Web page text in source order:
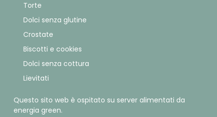
Torte
Dolci senza glutine
Crostate
Biscotti e cookies
Dolci senza cottura
Lievitati
Questo sito web è ospitato su server alimentati da
energia green.